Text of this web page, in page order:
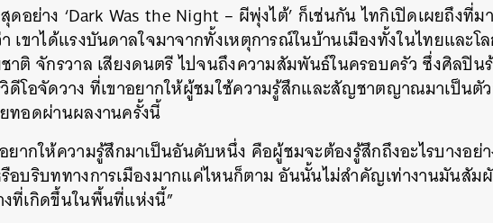
ดอย่าง ‘Dark Was the Night – ผีพุ่งไต้’ ก็เช่นกัน ไทกิเปิดเผยถึงที่ม
เขาได้แรงบันดาลใจมาจากทั้งเหตุการณ์ในบ้านเมืองทั้งในไทยและโ
าติ จักรวาล เสียงดนตรี ไปจนถึงความสัมพันธ์ในครอบครัว ซึ่งศิลปิน
ดีโอจัดวาง ที่เขาอยากให้ผู้ชมใช้ความรู้สึกและสัญชาตญาณมาเป็นตั
ทอดผ่านผลงานครั้งนี้
ยากให้ความรู้สึกมาเป็นอันดับหนึ่ง คือผู้ชมจะต้องรู้สึกถึงอะไรบางอย่
อบริบททางการเมืองมากแค่ไหนก็ตาม อันนั้นไม่สำคัญเท่างานมันสัม
ที่เกิดขึ้นในพื้นที่แห่งนี้”